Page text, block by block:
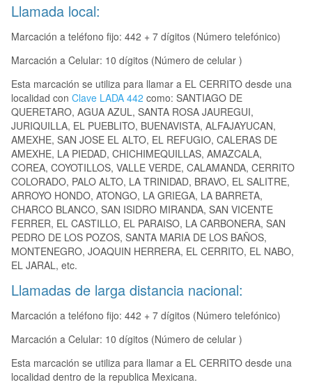
Llamada local:
Marcación a teléfono fijo: 442 + 7 dígitos (Número telefónico)
Marcación a Celular: 10 dígitos (Número de celular )
Esta marcación se utiliza para llamar a EL CERRITO desde una
localidad con Clave LADA 442 como: SANTIAGO DE
QUERETARO, AGUA AZUL, SANTA ROSA JAUREGUI,
JURIQUILLA, EL PUEBLITO, BUENAVISTA, ALFAJAYUCAN,
AMEXHE, SAN JOSE EL ALTO, EL REFUGIO, CALERAS DE
AMEXHE, LA PIEDAD, CHICHIMEQUILLAS, AMAZCALA,
COREA, COYOTILLOS, VALLE VERDE, CALAMANDA, CERRITO
COLORADO, PALO ALTO, LA TRINIDAD, BRAVO, EL SALITRE,
ARROYO HONDO, ATONGO, LA GRIEGA, LA BARRETA,
CHARCO BLANCO, SAN ISIDRO MIRANDA, SAN VICENTE
FERRER, EL CASTILLO, EL PARAISO, LA CARBONERA, SAN
PEDRO DE LOS POZOS, SANTA MARIA DE LOS BAÑOS,
MONTENEGRO, JOAQUIN HERRERA, EL CERRITO, EL NABO,
EL JARAL, etc.
Llamadas de larga distancia nacional:
Marcación a teléfono fijo: 442 + 7 dígitos (Número telefónico)
Marcación a Celular: 10 dígitos (Número de celular )
Esta marcación se utiliza para llamar a EL CERRITO desde una
localidad dentro de la republica Mexicana.